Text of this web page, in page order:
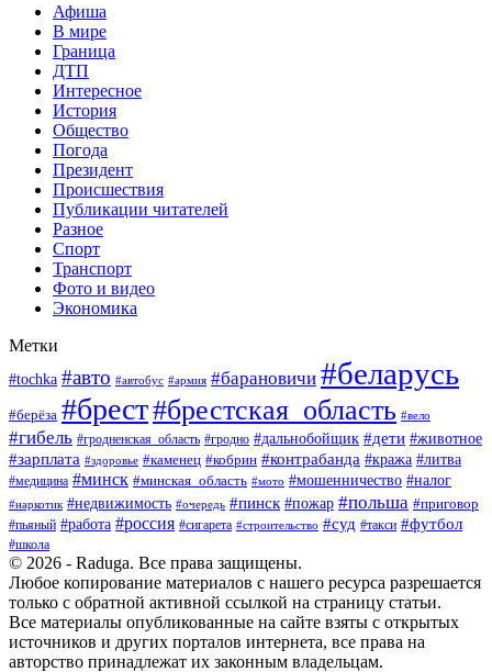
Афиша
В мире
Граница
ДТП
Интересное
История
Общество
Погода
Президент
Происшествия
Публикации читателей
Разное
Спорт
Транспорт
Фото и видео
Экономика
Метки
#tochka #авто #автобус #армия #барановичи #беларусь
#берёза #брест#брестская_область #вело
#гибель #гродненская_область #гродно #дальнобойщик #дети #животное
#зарплата #здоровье #каменец #кобрин #контрабанда #кража #литва
#медицина #минск #минская_область #мото #мошенничество #налог
#наркотик #недвижимость #очередь #пинск #пожар #польша #приговор
#пьяный #работа #россия #сигарета #строительство #суд #такси #футбол
#школа
© 2026 - Raduga. Все права защищены.
Любое копирование материалов с нашего ресурса разрешается
только с обратной активной ссылкой на страницу статьи.
Все материалы опубликованные на сайте взяты с открытых
источников и других порталов интернета, все права на
авторство принадлежат их законным владельцам.